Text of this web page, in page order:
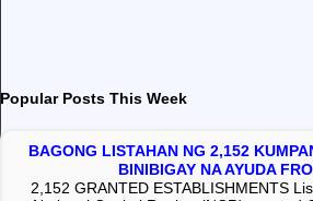
Popular Posts This Week
BAGONG LISTAHAN NG 2,152
BINIBIGAY NA AYUDA
2,152 GRANTED ESTABLISHMENTS